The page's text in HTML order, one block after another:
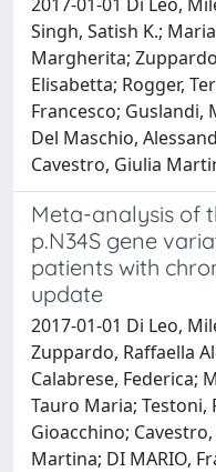
Singh, Satish K.;
Margherita;
Elisabetta; Rogger,
Francesco; Guslandi,
Del Maschio,
Cavestro, Giulia
Meta-analysis of
p.N34S gene
patients with
update
2017-01-01 Di Leo,
Zuppardo, Raffaella
Calabrese, Federica;
Tauro Maria; Testoni,
Gioacchino;
Martina; DI MARIO,